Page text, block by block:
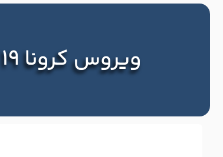
ویروس کرونا COVID- 19: معنای آن برای آموزش و یادگیری آنلاین چیست